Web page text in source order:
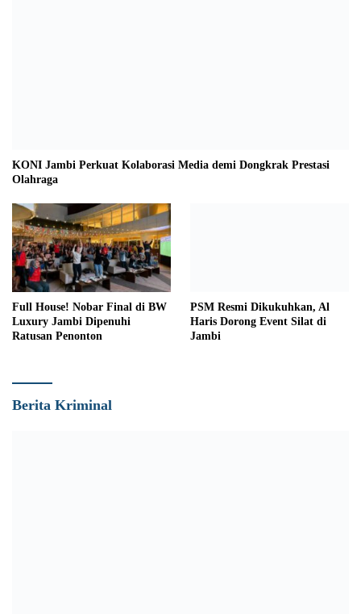
KONI Jambi Perkuat Kolaborasi Media demi Dongkrak Prestasi
Olahraga
Full House! Nobar Final di BW
Luxury Jambi Dipenuhi
Ratusan Penonton
PSM Resmi Dikukuhkan, Al
Haris Dorong Event Silat di
Jambi
Berita Kriminal